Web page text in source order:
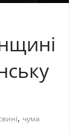
, чума